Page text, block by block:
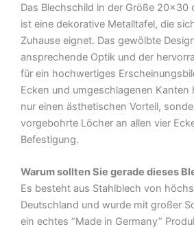
Hähnchen
noch
Broiler
Metall
Deko
Blechschild
Menge
Das Blechschild in der Größe
ist eine dekorative Metalltafel, die
Zuhause eignet. Das gewölbte
ansprechende Optik und der
für ein hochwertiges
Ecken und umgeschlagenen
nur einen ästhetischen Vorteil,
vorgebohrte Löcher an allen vier
Befestigung.
Warum sollten Sie gerade dieses
Es besteht aus Stahlblech von
Deutschland und wurde mit großer
ein echtes “Made in Germany”